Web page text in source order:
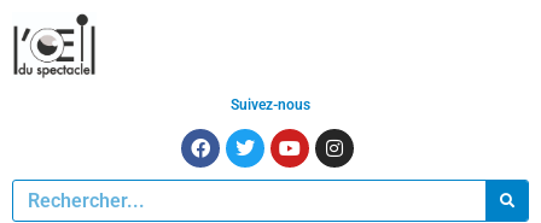
Suivez-nous